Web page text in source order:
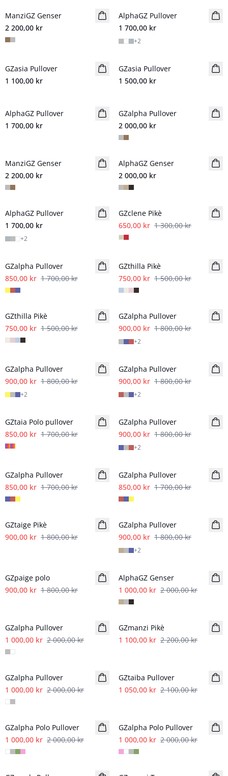
ManziGZ Genser
2 200,00 kr
AlphaGZ Pullover
1 700,00 kr
+2
NYHET
GZasia Pullover
1 100,00 kr
NYHET
GZasia Pullover
1 500,00 kr
NYHET
AlphaGZ Pullover
1 700,00 kr
GZalpha Pullover
2 000,00 kr
NYHET
ManziGZ Genser
2 200,00 kr
NYHET
AlphaGZ Genser
2 000,00 kr
NYHET
AlphaGZ Pullover
1 700,00 kr
+2
- 50%
GZclene Pikè
650,00 kr 1 300,00 kr
- 50%
GZalpha Pullover
850,00 kr 1 700,00 kr
GZthilla Pikè
750,00 kr 1 500,00 kr
- 50%
GZthilla Pikè
750,00 kr 1 500,00 kr
- 50%
GZalpha Pullover
900,00 kr 1 800,00 kr
+2
GZalpha Pullover
900,00 kr 1 800,00 kr
+2
- 50%
GZalpha Pullover
900,00 kr 1 800,00 kr
+2
- 50%
GZtaia Polo pullover
850,00 kr 1 700,00 kr
- 50%
GZalpha Pullover
900,00 kr 1 800,00 kr
+2
GZalpha Pullover
850,00 kr 1 700,00 kr
- 50%
GZalpha Pullover
850,00 kr 1 700,00 kr
- 50%
GZtaige Pikè
900,00 kr 1 800,00 kr
- 50%
GZalpha Pullover
900,00 kr 1 800,00 kr
+2
GZpaige polo
900,00 kr 1 800,00 kr
- 50%
AlphaGZ Genser
1 000,00 kr 2 000,00 kr
GZalpha Pullover
1 000,00 kr 2 000,00 kr
- 50%
GZmanzi Pikè
1 100,00 kr 2 200,00 kr
- 50%
GZalpha Pullover
1 000,00 kr 2 000,00 kr
GZtaiba Pullover
1 050,00 kr 2 100,00 kr
- 50%
GZalpha Polo Pullover
1 000,00 kr 2 000,00 kr
GZalpha Polo Pullover
1 000,00 kr 2 000,00 kr
- 50% - 50%